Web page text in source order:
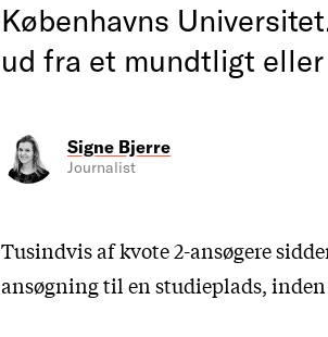
Københavns
ud fra et mundtligt
Signe Bjerre
Journalist
Tusindvis af kvote 2-ansøgere
ansøgning til en studieplads,